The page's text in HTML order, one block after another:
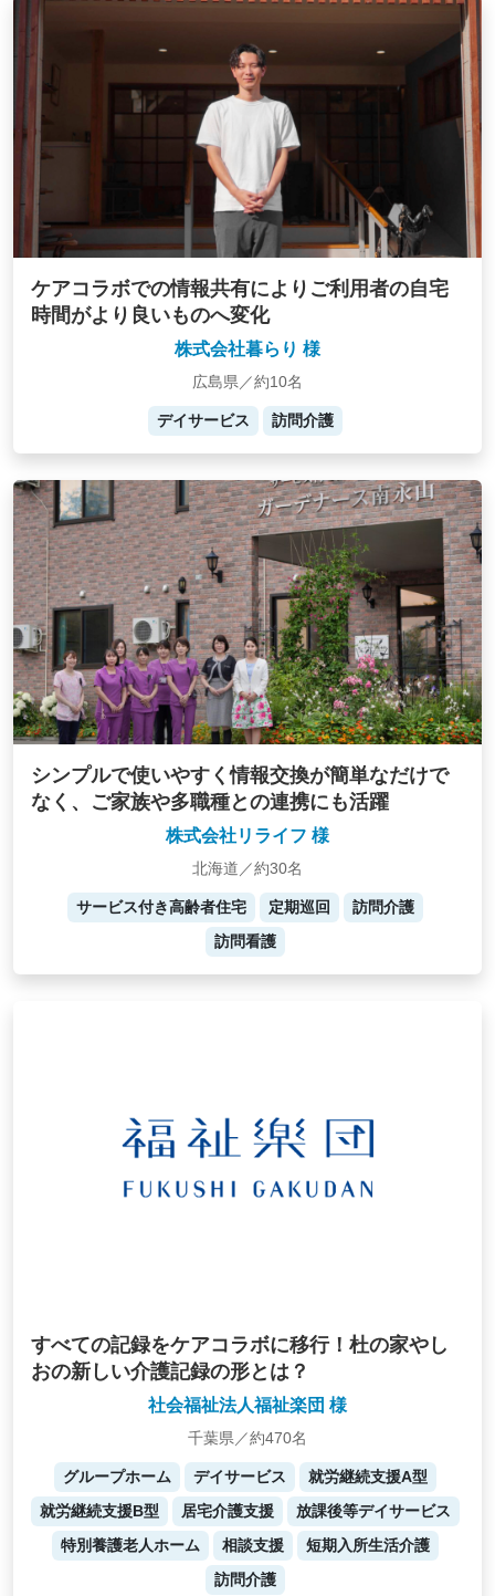
ケアコラボでの情報共有によりご利用者の自宅
時間がより良いものへ変化
株式会社暮らり 様
広島県／約10名
デイサービス 訪問介護
シンプルで使いやすく情報交換が簡単なだけで
なく、ご家族や多職種との連携にも活躍
株式会社リライフ 様
北海道／約30名
サービス付き高齢者住宅 定期巡回
訪問介護
訪問看護
すべての記録をケアコラボに移行！杜の家やし
おの新しい介護記録の形とは？
社会福祉法人福祉楽団 様
千葉県／約470名
グループホーム デイサービス
就労継続支援A型
就労継続支援B型
居宅介護支援
放課後等デイサービス
特別養護老人ホーム
相談支援
短期入所生活介護
訪問介護